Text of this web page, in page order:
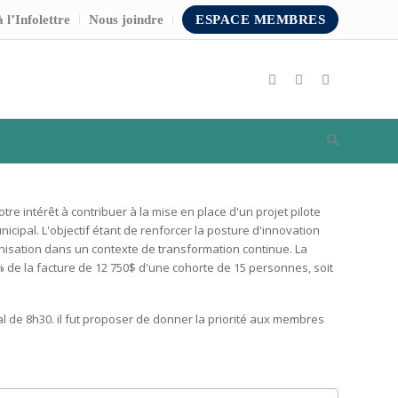
l’Infolettre Nous joindre ESPACE MEMBRES
intérêt à contribuer à la mise en place d'un projet pilote
L'objectif étant de renforcer la posture d'innovation
dans un contexte de transformation continue. La
la facture de 12 750$ d'une cohorte de 15 personnes, soit
8h30. il fut proposer de donner la priorité aux membres